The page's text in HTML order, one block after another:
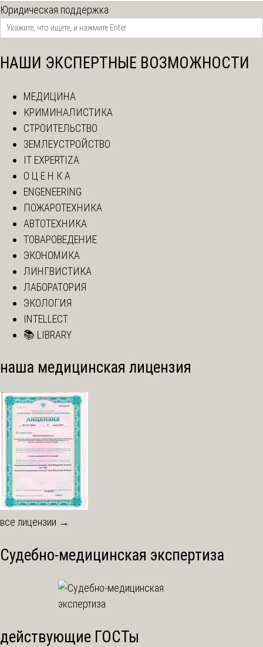
Юридическая поддержка
НАШИ ЭКСПЕРТНЫЕ ВОЗМОЖНОСТИ
МЕДИЦИНА
КРИМИНАЛИСТИКА
СТРОИТЕЛЬСТВО
ЗЕМЛЕУСТРОЙСТВО
IT EXPERTIZA
О Ц Е Н К А
ENGENEERING
ПОЖАРОТЕХНИКА
АВТОТЕХНИКА
ТОВАРОВЕДЕНИЕ
ЭКОНОМИКА
ЛИНГВИСТИКА
ЛАБОРАТОРИЯ
ЭКОЛОГИЯ
INTELLECT
📚 LIBRARY
наша медицинская лицензия
все лицензии →
Судебно-медицинская экспертиза
действующие ГОСТы